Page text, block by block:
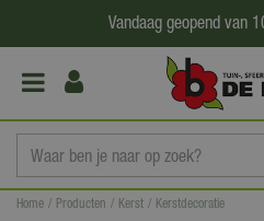
a
Home Producten Kerst Kerstdecoratie
Vandaag geopend van